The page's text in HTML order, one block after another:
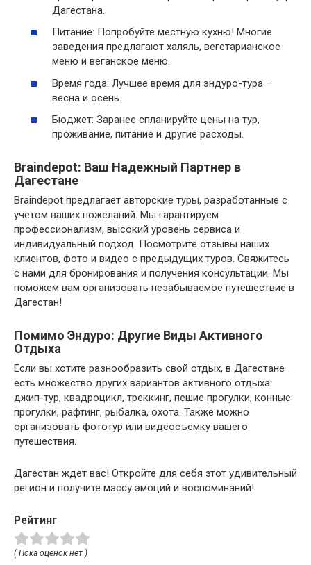
Дагестана.
Питание: Попробуйте местную кухню! Многие
заведения предлагают халяль, вегетарианское
меню и веганское меню.
Время года: Лучшее время для эндуро-тура –
весна и осень.
Бюджет: Заранее спланируйте цены на тур,
проживание, питание и другие расходы.
Braindepot: Ваш Надежный Партнер в
Дагестане
Braindepot предлагает авторские туры, разработанные с
учетом ваших пожеланий. Мы гарантируем
профессионализм, высокий уровень сервиса и
индивидуальный подход. Посмотрите отзывы наших
клиентов, фото и видео с предыдущих туров. Свяжитесь
с нами для бронирования и получения консультации. Мы
поможем вам организовать незабываемое путешествие в
Дагестан!
Помимо Эндуро: Другие Виды Активного
Отдыха
Если вы хотите разнообразить свой отдых, в Дагестане
есть множество других вариантов активного отдыха:
джип-тур, квадроцикл, треккинг, пешие прогулки, конные
прогулки, рафтинг, рыбалка, охота. Также можно
организовать фототур или видеосъемку вашего
путешествия.
Дагестан ждет вас! Откройте для себя этот удивительный
регион и получите массу эмоций и воспоминаний!
Рейтинг
( Пока оценок нет )